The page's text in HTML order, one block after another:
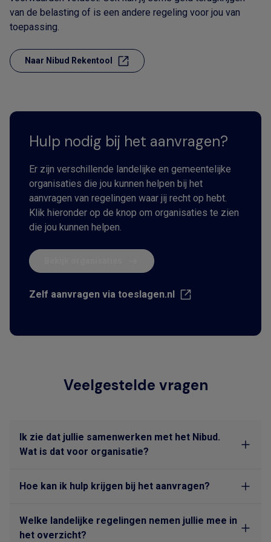
van de belasting of is een andere regeling voor jou van
toepassing.
Naar Nibud Rekentool
Hulp nodig bij het aanvragen?
Er zijn verschillende landelijke en gemeentelijke
organisaties die jou kunnen helpen bij het
aanvragen van regelingen waar jij recht op hebt.
Klik hieronder op de knop om organisaties te zien
die jou kunnen helpen.
Zelf aanvragen via toeslagen.nl
Veelgestelde vragen
Ik zie dat jullie samenwerken met het Nibud.
Wat is dat voor organisatie?
Hoe kan ik hulp krijgen bij het aanvragen?
Welke landelijke regelingen nemen jullie mee in
het overzicht?